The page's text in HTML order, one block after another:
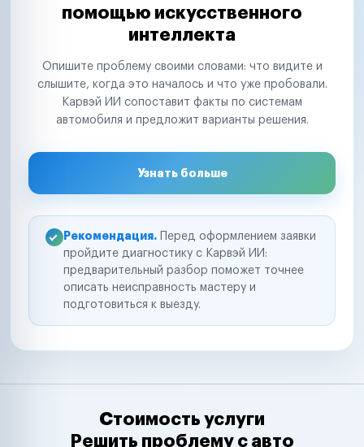
помощью искусственного
интеллекта
Опишите проблему своими словами: что видите и
слышите, когда это началось и что уже пробовали.
Карвэй ИИ сопоставит факты по системам
автомобиля и предложит варианты решения.
Узнать больше
Рекомендация. Перед оформлением заявки
пройдите диагностику с Карвэй ИИ:
предварительный разбор поможет точнее
описать неисправность мастеру и
подготовиться к выезду.
Стоимость услуги
Решить проблему с авто